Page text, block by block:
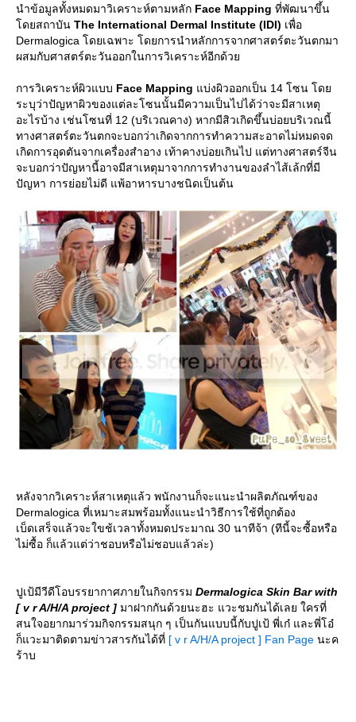
นำข้อมูลทั้งหมดมาวิเคราะห์ตามหลัก Face Mapping ที่พัฒนาขึ้น
ดยสถาบัน The International Dermal Institute (IDI) เพื่อ
Dermalogica โดยเฉพาะ โดยการนำหลักการจากศาสตร์ตะวันตกมา
ผสมกับศาสตร์ตะวันออกในการวิเคราะห์อีกด้ว
การวิเคราะห์ผิวแบบ Face Mapping บ่งผิวออกเป็น 14 โซน โด
ระบุว่าปัญหาผิวของแต่ละโซนนั้นมีความเป็นไปได้ว่าจะมีสาเหตุ
อะไรบ้าง เช่นโซนที่ 12 (บริเวณคาง) หากมีสิวเกิดขึ้นบ่อยบริเวณนี้
ทางศาสตร์ตะวันตกจะบอกว่าเกิดจากการทำความสะอาดไม่หมดจด
เกิดการอุดตันจากเครื่องสำอาง เท้าคางบ่อยเกินไป แต่ทางศาสตร์จีน
จะบอกว่าปัญหานี้อาจมีสาเหตุมาจากการทำงานของลำไส้เล้กที่มี
ปัญหา การย่อยไม่ดี แพ้อาหารบางชนิดเป็นต้น
หลังจากวิเคราะห์สาเหตุแล้ว พนักงานก็จะแนะนำผลิตภัณฑ์ของ
Dermalogica ที่เหมาะสมพร้อมทั้งแนะนำวิธีการใช้ที่ถูกต้อง
เบ็ดเสร็จแล้วจะใขช้เวลาทั้งหมดประมาณ 30 นาทีจ้า (ทีนี้จะซื้อหรือ
ไม่ซื้อ ก็แล้วแต่ว่าชอบหรือไม่ชอบแล้วล่ะ)
ปูเป้มีวีดีโอบรรยากาศภายในกิจกรรม Dermalogica Skin Bar with
[ v r A/H/A project ] มาฝากกันด้วยนะฮะ แวะชมกันได้เลย ใครที่
สนใจอยากมาร่วมกิจกรรมสนุก ๆ เป็นกันแบบนี้กับปูเป้ พี่เก๋ และพี่โอ๋
ก็แวะมาติดตามข่าวสารกันได้ที่ [ v r A/H/A project ] Fan Page นะค
ร้าบ